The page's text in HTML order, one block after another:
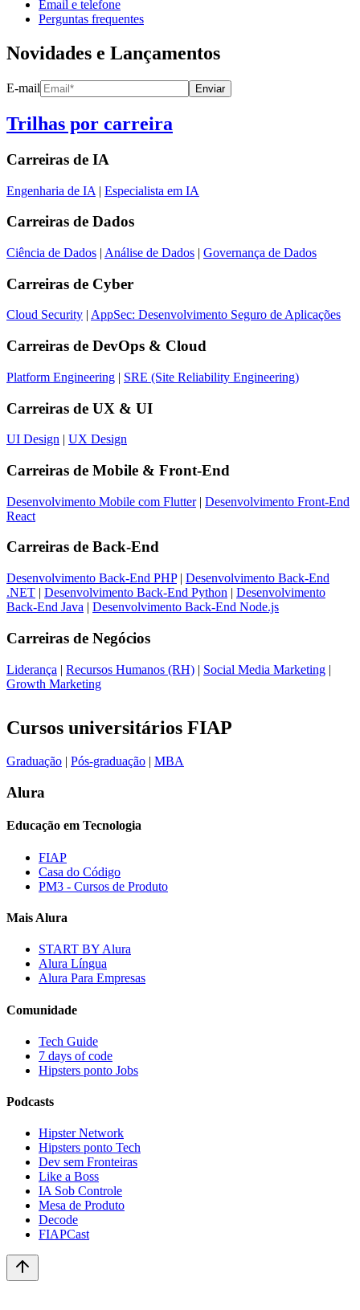
Email e telefone
Perguntas frequentes
Novidades e Lançamentos
E-mail Enviar
Trilhas por carreira
Carreiras de IA
Engenharia de IA | Especialista em IA
Carreiras de Dados
Ciência de Dados | Análise de Dados | Governança de Dados
Carreiras de Cyber
Cloud Security | AppSec: Desenvolvimento Seguro de Aplicações
Carreiras de DevOps & Cloud
Platform Engineering | SRE (Site Reliability Engineering)
Carreiras de UX & UI
UI Design | UX Design
Carreiras de Mobile & Front-End
Desenvolvimento Mobile com Flutter| Desenvolvimento Front-End
React
Carreiras de Back-End
Desenvolvimento Back-End PHP| Desenvolvimento Back-End
.NET | Desenvolvimento Back-End Python | Desenvolvimento
Back-End Java | Desenvolvimento Back-End Node.js
Carreiras de Negócios
Liderança | Recursos Humanos (RH) | Social Media Marketing |
Growth Marketing
Cursos universitários FIAP
Graduação Pós-graduação MBA
Alura
Educação em Tecnologia
FIAP
Casa do Código
PM3 - Cursos de Produto
Mais Alura
START BY Alura
Alura Língua
Alura Para Empresas
Comunidade
Tech Guide
7 days of code
Hipsters ponto Jobs
Podcasts
Hipster Network
Hipsters ponto Tech
Dev sem Fronteiras
Like a Boss
IA Sob Controle
Mesa de Produto
Decode
FIAPCast